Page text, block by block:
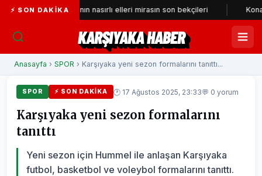
⚡ SON DAKIKA
Tarihi çarşının nasırlı elleri mirasın son bekçileri Konak’a yeni
KARŞIYAKA HABER
Anasayfa › SPOR › Karşıyaka yeni sezon formalarını tanıttı...
SPOR ⚡ SON DAKIKA 🕐 17 Ağustos 2025, 23:33💬 0 yorum
Karşıyaka yeni sezon formalarını
tanıttı
Yeni sezon için Hummel ile anlaşan Karşıyaka
futbol, basketbol ve voleybol formalarını tanıttı.